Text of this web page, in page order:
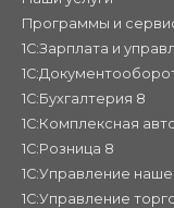
Программы и
1С:Зарплата и
1С:Бухгалтерия 8
1С:Комплексная
1С:Розница 8
1С:Управление
1С:Управление